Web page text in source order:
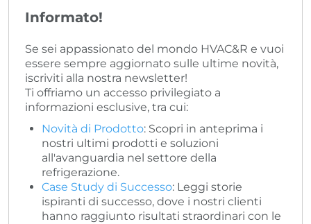
Informato!
Se sei appassionato del mondo HVAC&R e vuoi
essere sempre aggiornato sulle ultime novità,
iscriviti alla nostra newsletter!
Ti offriamo un accesso privilegiato a
informazioni esclusive, tra cui:
Novità di Prodotto: Scopri in anteprima i
nostri ultimi prodotti e soluzioni
all'avanguardia nel settore della
refrigerazione.
Case Study di Successo: Leggi storie
ispiranti di successo, dove i nostri clienti
hanno raggiunto risultati straordinari con le